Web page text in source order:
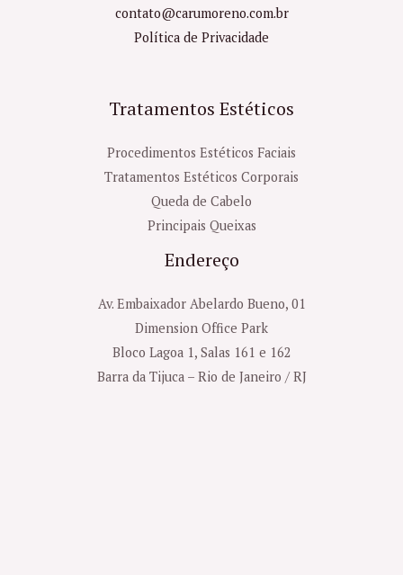
contato@carumoreno.com.br
Política de Privacidade
Tratamentos Estéticos
Procedimentos Estéticos Faciais
Tratamentos Estéticos Corporais
Queda de Cabelo
Principais Queixas
Endereço
Av. Embaixador Abelardo Bueno, 01
Dimension Office Park
Bloco Lagoa 1, Salas 161 e 162
Barra da Tijuca – Rio de Janeiro / RJ